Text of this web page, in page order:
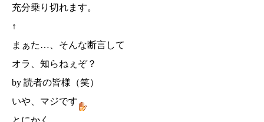
充分乗り切れます。
↑
まぁた…、そんな断言して
オラ、知らねぇぞ？
by 読者の皆様（笑）
いや、マジです
とにかく